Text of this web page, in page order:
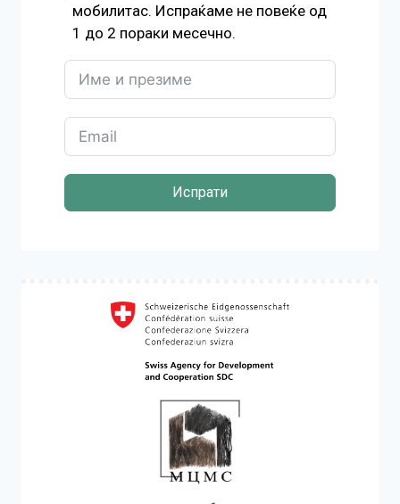
мобилитас. Испраќаме не повеќе од
1 до 2 пораки месечно.
Испрати